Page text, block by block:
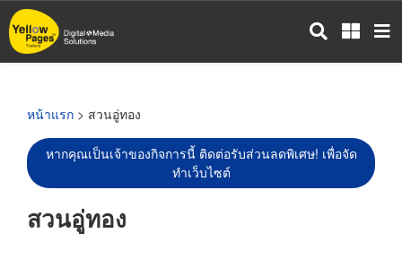
ข้าม
ไป
หน้าแรก > สวนอู่ทอง
หากคุณเป็นเจ้าของกิจการนี้ ติดต่อรับส่วนลดพิเศษ! เพื่อจัด
ทำเว็บไซต์
สวนอู่ทอง